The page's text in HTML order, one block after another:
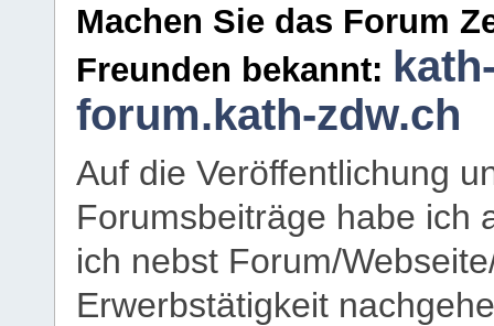
Machen Sie das Forum
Freunden bekannt:
forum.kath-zdw.ch
Auf die Veröffentlichung
Forumsbeiträge habe ich
ich nebst Forum/
Erwerbstätigkeit